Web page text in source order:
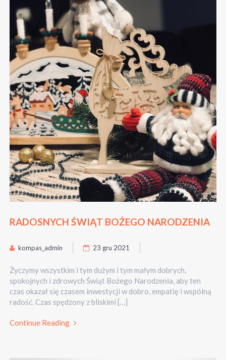
RADOSNYCH ŚWIĄT BOŻEGO NARODZENIA
kompas_admin 23 gru 2021
Życzymy wszystkim i tym dużym i tym małym dobrych,
spokojnych i zdrowych Świąt Bożego Narodzenia, aby ten
czas okazał się czasem inwestycji w dobro, empatię i wspólną
radość. Czas spędzony z bliskimi […]
Continue Reading